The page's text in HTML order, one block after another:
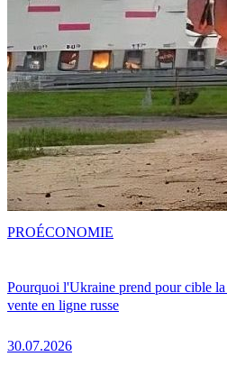
Pourquoi l'Ukraine prend pour cible
vente en ligne russe
30.07.2026
PROÉCONOMIE